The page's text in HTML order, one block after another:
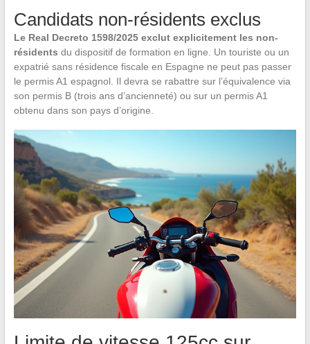
Candidats non-résidents exclus
Le Real Decreto 1598/2025 exclut explicitement les non-
résidents du dispositif de formation en ligne. Un touriste ou un
expatrié sans résidence fiscale en Espagne ne peut pas passer
le permis A1 espagnol. Il devra se rabattre sur l’équivalence via
son permis B (trois ans d’ancienneté) ou sur un permis A1
obtenu dans son pays d’origine.